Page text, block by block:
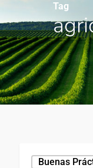
Tag
Buenas